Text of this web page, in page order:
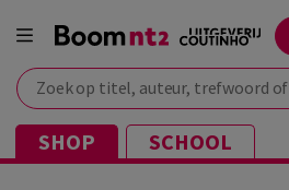
Zoek op titel, auteur, trefwoord of ISBN
SHOP SCHOOL